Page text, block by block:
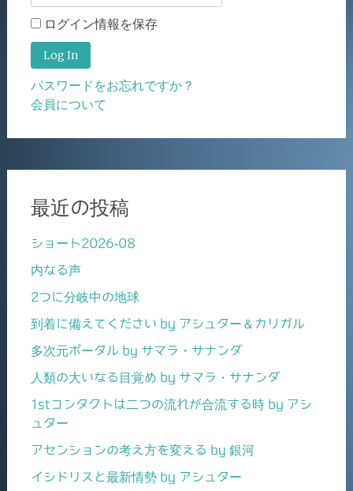
ログイン情報を保存
パスワードをお忘れですか？
会員について
最近の投稿
ショート2026-08
内なる声
2つに分岐中の地球
到着に備えてください by アシュター＆カリガル
多次元ポータル by サマラ・サナンダ
人類の大いなる目覚め by サマラ・サナンダ
1stコンタクトは二つの流れが合流する時 by アシ
ュター
アセンションの考え方を変える by 銀河
イシドリスと最新情勢 by アシュター